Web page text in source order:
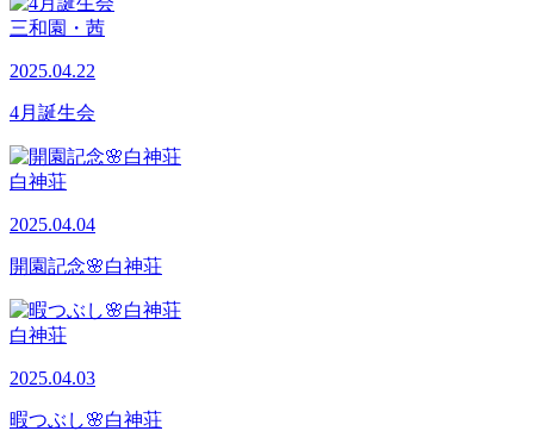
三和園・茜
2025.04.22
4月誕生会
白神荘
2025.04.04
開園記念🌸白神荘
白神荘
2025.04.03
暇つぶし🌸白神荘